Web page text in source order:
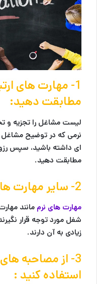
1- مهارت های
مطابقت دهید:
لیست مشاغل را تجزيه و
نرمی که در توضیح مشاغل
ای داشته باشید، سپس
مطابقت دهید.
2- سایر مهارت های مورد نیاز را بشناسید :
مهارت های نرم مانند
شغل مورد توجه قرار
زیادی به آن دارند.
3- از مصاحبه
استفاده کنید :